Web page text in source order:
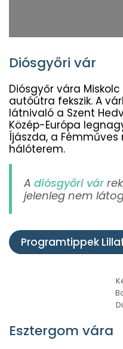
Diósgyőri vár
Diósgyőr vára
autóútra fekszik. A
látnivaló a Szent
Közép-Európa
Íjászda, a
hálóterem.
A diósgyőri vár
jelenleg nem
Programtippek
Esztergom vára